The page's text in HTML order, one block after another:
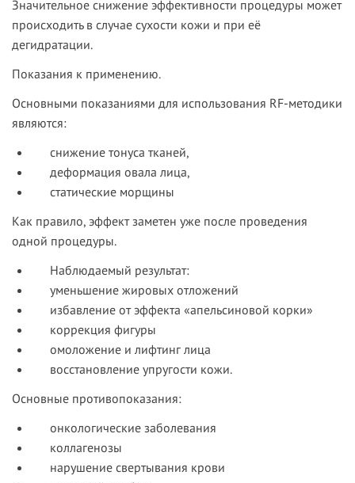
Значительное снижение эффективности процедуры может
происходить в случае сухости кожи и при её
дегидратации.
Показания к применению.
Основными показаниями для использования RF-методики
являются:
снижение тонуса тканей,
деформация овала лица,
статические морщины
Как правило, эффект заметен уже после проведения
одной процедуры.
Наблюдаемый результат:
уменьшение жировых отложений
избавление от эффекта «апельсиновой корки»
коррекция фигуры
омоложение и лифтинг лица
восстановление упругости кожи.
Основные противопоказания:
онкологические заболевания
коллагенозы
нарушение свертывания крови